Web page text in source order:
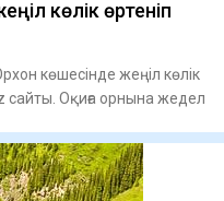
көлік өртеніп
көшесінде жеңіл көлік
сайты. Оқиға орнына жедел